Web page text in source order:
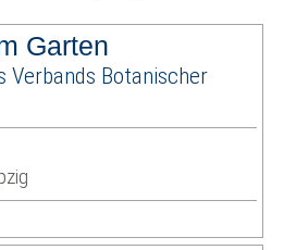
Garten
Verbands Botanischer